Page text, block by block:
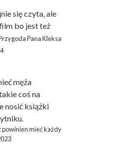
się czyta, ale
bo jest też
Pana Kleksa
męża
coś na
nosić książki
powinien mieć każdy